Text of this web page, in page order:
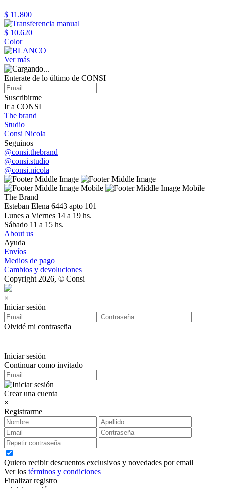
$ 11.800
$ 10.620
Color
Ver más
Enterate de lo último de CONSI
Suscribirme
Ir a CONSI
The brand
Studio
Consi Nicola
Seguinos
@consi.thebrand
@consi.studio
@consi.nicola
The Brand
Esteban Elena 6443 apto 101
Lunes a Viernes 14 a 19 hs.
Sábado 11 a 15 hs.
About us
Ayuda
Envíos
Medios de pago
Cambios y devoluciones
Copyright 2026, © Consi
×
Iniciar sesión
Olvidé mi contraseña
Iniciar sesión
Continuar como invitado
Crear una cuenta
×
Registrarme
Quiero recibir descuentos exclusivos y novedades por email
Ver los términos y condiciones
Finalizar registro